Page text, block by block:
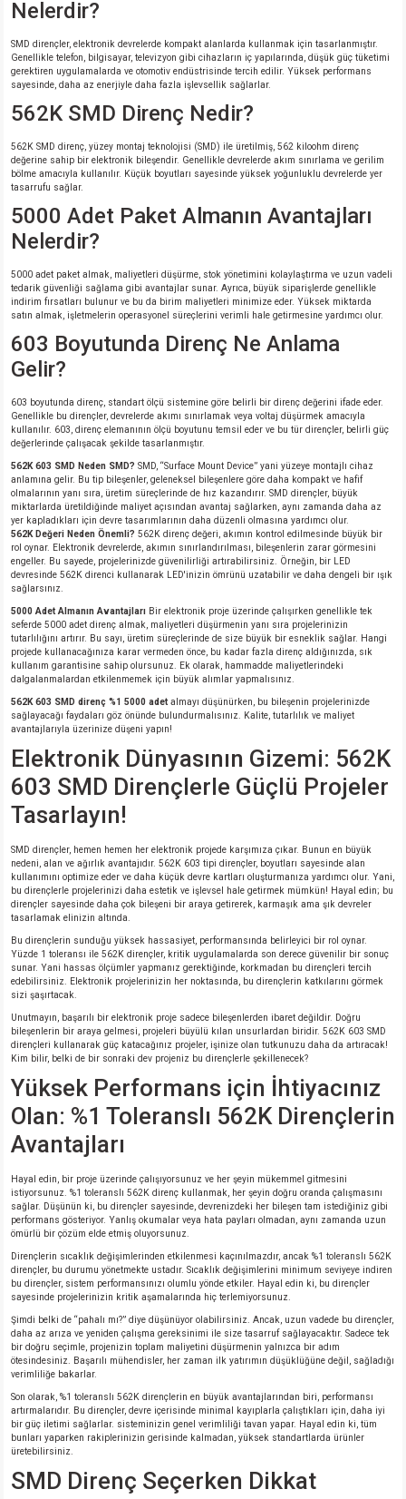
Nelerdir?
SMD dirençler, elektronik devrelerde kompakt alanlarda kullanmak için tasarlanmıştır.
Genellikle telefon, bilgisayar, televizyon gibi cihazların iç yapılarında, düşük güç tüketimi
gerektiren uygulamalarda ve otomotiv endüstrisinde tercih edilir. Yüksek performans
sayesinde, daha az enerjiyle daha fazla işlevsellik sağlarlar.
562K SMD Direnç Nedir?
562K SMD direnç, yüzey montaj teknolojisi (SMD) ile üretilmiş, 562 kiloohm direnç
değerine sahip bir elektronik bileşendir. Genellikle devrelerde akım sınırlama ve gerilim
bölme amacıyla kullanılır. Küçük boyutları sayesinde yüksek yoğunluklu devrelerde yer
tasarrufu sağlar.
5000 Adet Paket Almanın Avantajları
Nelerdir?
5000 adet paket almak, maliyetleri düşürme, stok yönetimini kolaylaştırma ve uzun vadeli
tedarik güvenliği sağlama gibi avantajlar sunar. Ayrıca, büyük siparişlerde genellikle
indirim fırsatları bulunur ve bu da birim maliyetleri minimize eder. Yüksek miktarda
satın almak, işletmelerin operasyonel süreçlerini verimli hale getirmesine yardımcı olur.
603 Boyutunda Direnç Ne Anlama
Gelir?
603 boyutunda direnç, standart ölçü sistemine göre belirli bir direnç değerini ifade eder.
Genellikle bu dirençler, devrelerde akımı sınırlamak veya voltaj düşürmek amacıyla
kullanılır. 603, direnç elemanının ölçü boyutunu temsil eder ve bu tür dirençler, belirli güç
değerlerinde çalışacak şekilde tasarlanmıştır.
562K 603 SMD Neden SMD? SMD, “Surface Mount Device” yani yüzeye montajlı cihaz
anlamına gelir. Bu tip bileşenler, geleneksel bileşenlere göre daha kompakt ve hafif
olmalarının yanı sıra, üretim süreçlerinde de hız kazandırır. SMD dirençler, büyük
miktarlarda üretildiğinde maliyet açısından avantaj sağlarken, aynı zamanda daha az
yer kapladıkları için devre tasarımlarının daha düzenli olmasına yardımcı olur.
562K Değeri Neden Önemli? 562K direnç değeri, akımın kontrol edilmesinde büyük bir
rol oynar. Elektronik devrelerde, akımın sınırlandırılması, bileşenlerin zarar görmesini
engeller. Bu sayede, projelerinizde güvenilirliği artırabilirsiniz. Örneğin, bir LED
devresinde 562K direnci kullanarak LED'inizin ömrünü uzatabilir ve daha dengeli bir ışık
sağlarsınız.
5000 Adet Almanın Avantajları Bir elektronik proje üzerinde çalışırken genellikle tek
seferde 5000 adet direnç almak, maliyetleri düşürmenin yanı sıra projelerinizin
tutarlılığını artırır. Bu sayı, üretim süreçlerinde de size büyük bir esneklik sağlar. Hangi
projede kullanacağınıza karar vermeden önce, bu kadar fazla direnç aldığınızda, sık
kullanım garantisine sahip olursunuz. Ek olarak, hammadde maliyetlerindeki
dalgalanmalardan etkilenmemek için büyük alımlar yapmalısınız.
562K 603 SMD direnç %1 5000 adet almayı düşünürken, bu bileşenin projelerinizde
sağlayacağı faydaları göz önünde bulundurmalısınız. Kalite, tutarlılık ve maliyet
avantajlarıyla üzerinize düşeni yapın!
Elektronik Dünyasının Gizemi: 562K
603 SMD Dirençlerle Güçlü Projeler
Tasarlayın!
SMD dirençler, hemen hemen her elektronik projede karşımıza çıkar. Bunun en büyük
nedeni, alan ve ağırlık avantajıdır. 562K 603 tipi dirençler, boyutları sayesinde alan
kullanımını optimize eder ve daha küçük devre kartları oluşturmanıza yardımcı olur. Yani,
bu dirençlerle projelerinizi daha estetik ve işlevsel hale getirmek mümkün! Hayal edin; bu
dirençler sayesinde daha çok bileşeni bir araya getirerek, karmaşık ama şık devreler
tasarlamak elinizin altında.
Bu dirençlerin sunduğu yüksek hassasiyet, performansında belirleyici bir rol oynar.
Yüzde 1 toleransı ile 562K dirençler, kritik uygulamalarda son derece güvenilir bir sonuç
sunar. Yani hassas ölçümler yapmanız gerektiğinde, korkmadan bu dirençleri tercih
edebilirsiniz. Elektronik projelerinizin her noktasında, bu dirençlerin katkılarını görmek
sizi şaşırtacak.
Unutmayın, başarılı bir elektronik proje sadece bileşenlerden ibaret değildir. Doğru
bileşenlerin bir araya gelmesi, projeleri büyülü kılan unsurlardan biridir. 562K 603 SMD
dirençleri kullanarak güç katacağınız projeler, işinize olan tutkunuzu daha da artıracak!
Kim bilir, belki de bir sonraki dev projeniz bu dirençlerle şekillenecek?
Yüksek Performans için İhtiyacınız
Olan: %1 Toleranslı 562K Dirençlerin
Avantajları
Hayal edin, bir proje üzerinde çalışıyorsunuz ve her şeyin mükemmel gitmesini
istiyorsunuz. %1 toleranslı 562K direnç kullanmak, her şeyin doğru oranda çalışmasını
sağlar. Düşünün ki, bu dirençler sayesinde, devrenizdeki her bileşen tam istediğiniz gibi
performans gösteriyor. Yanlış okumalar veya hata payları olmadan, aynı zamanda uzun
ömürlü bir çözüm elde etmiş oluyorsunuz.
Dirençlerin sıcaklık değişimlerinden etkilenmesi kaçınılmazdır, ancak %1 toleranslı 562K
dirençler, bu durumu yönetmekte ustadır. Sıcaklık değişimlerini minimum seviyeye indiren
bu dirençler, sistem performansınızı olumlu yönde etkiler. Hayal edin ki, bu dirençler
sayesinde projelerinizin kritik aşamalarında hiç terlemiyorsunuz.
Şimdi belki de “pahalı mı?” diye düşünüyor olabilirsiniz. Ancak, uzun vadede bu dirençler,
daha az arıza ve yeniden çalışma gereksinimi ile size tasarruf sağlayacaktır. Sadece tek
bir doğru seçimle, projenizin toplam maliyetini düşürmenin yalnızca bir adım
ötesindesiniz. Başarılı mühendisler, her zaman ilk yatırımın düşüklüğüne değil, sağladığı
verimliliğe bakarlar.
Son olarak, %1 toleranslı 562K dirençlerin en büyük avantajlarından biri, performansı
artırmalarıdır. Bu dirençler, devre içerisinde minimal kayıplarla çalıştıkları için, daha iyi
bir güç iletimi sağlarlar. sisteminizin genel verimliliği tavan yapar. Hayal edin ki, tüm
bunları yaparken rakiplerinizin gerisinde kalmadan, yüksek standartlarda ürünler
üretebilirsiniz.
SMD Direnç Seçerken Dikkat